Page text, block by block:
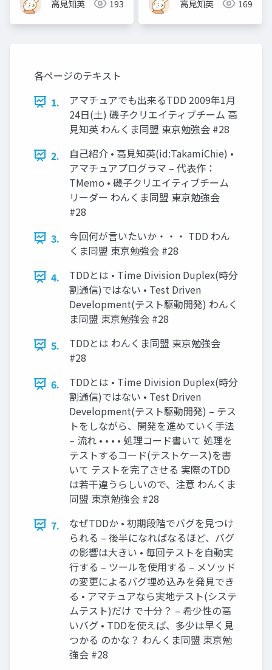
高見知英 193 高見知英 169
各ページのテキスト
1.
アマチュアでも出来るTDD 2009年1月
24日(土) 磯子クリエイティブチーム 高
見知英 わんくま同盟 東京勉強会 #28
2.
自己紹介 • 高見知英(id:TakamiChie) •
アマチュアプログラマ – 代表作：
TMemo • 磯子クリエイティブチーム
リーダー わんくま同盟 東京勉強会
#28
3.
今回何が言いたいか・・・ TDD わん
くま同盟 東京勉強会 #28
4.
TDDとは • Time Division Duplex(時分
割通信)ではない • Test Driven
Development(テスト駆動開発) わんく
ま同盟 東京勉強会 #28
5.
TDDとは わんくま同盟 東京勉強会
#28
6.
TDDとは • Time Division Duplex(時分
割通信)ではない • Test Driven
Development(テスト駆動開発) – テス
トをしながら、開発を進めていく手法
– 流れ • • • • 処理コード書いて 処理を
テストするコード(テストケース)を書
いて テストを完了させる 実際のTDD
は若干違うらしいので、注意 わんくま
同盟 東京勉強会 #28
7.
なぜTDDか • 初期段階でバグを見つけ
られる – 後半になればなるほど、バグ
の影響は大きい • 毎回テストを自動実
行する – ツールを使用する – メソッド
の変更によるバグ埋め込みを発見でき
る • アマチュアなら実地テスト(システ
ムテスト)だけ で十分？ – 希少性の高
いバグ • TDDを使えば、多少は早く見
つかる のかな？ わんくま同盟 東京勉
強会 #28